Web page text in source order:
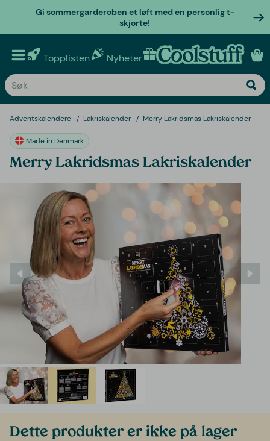
Gi sommergarderoben et løft med en personlig t-
skjorte!
Topplisten Nyheter Personlige gaver
Adventskalendere Lakriskalender Merry Lakridsmas Lakriskalender
Made in Denmark
Merry Lakridsmas Lakriskalender
Dette produkter er ikke på lager